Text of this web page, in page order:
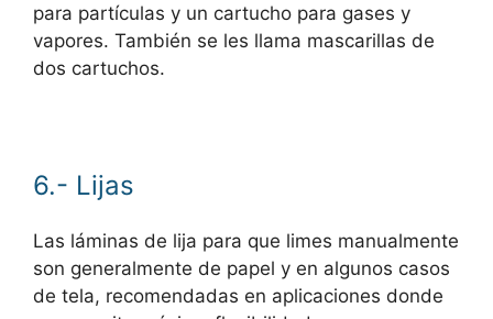
para partículas y un cartucho para gases y
vapores. También se les llama mascarillas de
dos cartuchos.
6.- Lijas
Las láminas de lija para que limes manualmente
son generalmente de papel y en algunos casos
de tela, recomendadas en aplicaciones donde